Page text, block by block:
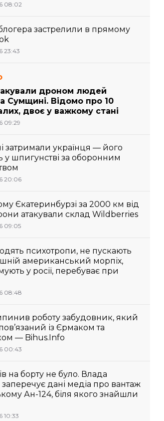
08:02
застрелили в прямому
23:43
дроном людей
Сумщині. Відомо про 10
двоє у важкому стані
09:29
затримали українця — його
у шпигунстві за оборонним
20:06
Єкатеринбурзі за 2000 км від
атакували склад Wildberries
09:05
психотропи, не пускають
американський морпіх,
у росії, перебуває при
08:48
роботу забудовник, який
із Єрмаком та
— Bihus.Info
00:43
на борту не було. Влада
дані медіа про вантаж
Ан-124, біля якого знайшли
10:33